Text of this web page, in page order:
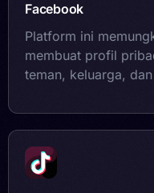
Facebook
Platform ini
membuat profil
teman, keluarga,